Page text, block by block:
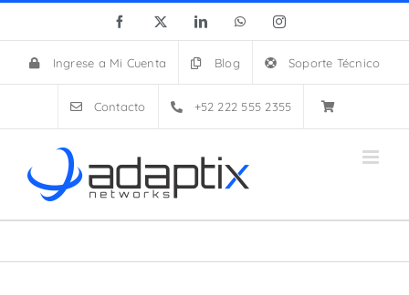
content
Facebook
X LinkedInWhatsAppInstagram
Ingrese a Mi Cuenta Blog Soporte Técnico
Contacto +52 222 555 2355